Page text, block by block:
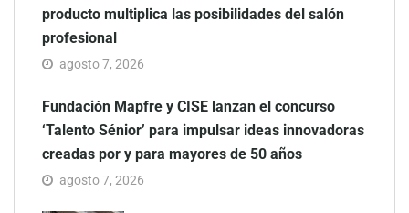
producto multiplica las posibilidades del salón
profesional
agosto 7, 2026
Fundación Mapfre y CISE lanzan el concurso
‘Talento Sénior’ para impulsar ideas innovadoras
creadas por y para mayores de 50 años
agosto 7, 2026